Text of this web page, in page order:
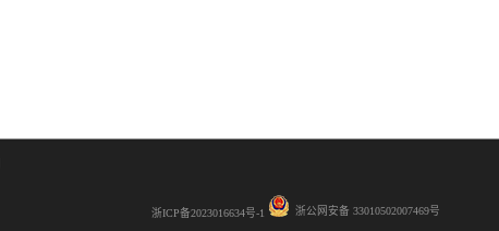
浙ICP备2023016634号-1 浙公网安备 33010502007469号